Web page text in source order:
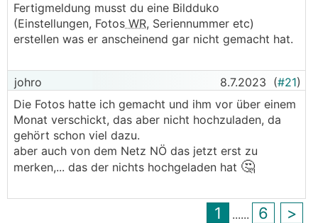
Fertigmeldung musst du eine Bildduko
(Einstellungen, Fotos WR, Seriennummer etc)
erstellen was er anscheinend gar nicht gemacht hat.
johro 8.7.2023 (#21)
Die Fotos hatte ich gemacht und ihm vor über einem
Monat verschickt, das aber nicht hochzuladen, da
gehört schon viel dazu.
aber auch von dem Netz NÖ das jetzt erst zu
merken,... das der nichts hochgeladen hat 🤔
1 ...... 6 >